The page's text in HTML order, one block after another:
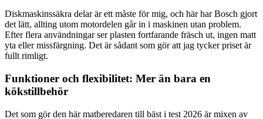
Diskmaskinssäkra delar är ett måste för mig, och här har Bosch gjort
det lätt, allting utom motordelen går in i maskinen utan problem.
Efter flera användningar ser plasten fortfarande fräsch ut, ingen matt
yta eller missfärgning. Det är sådant som gör att jag tycker priset är
fullt rimligt.
Funktioner och flexibilitet: Mer än bara en
kökstillbehör
Det som gör den här matberedaren till bäst i test 2026 är mixen av